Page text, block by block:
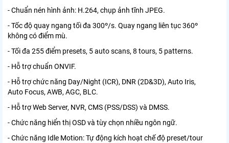
- Chuẩn nén hình ảnh: H.264, chụp ảnh tĩnh JPEG.
- Tốc độ quay ngang tối đa 300º/s. Quay ngang liên tục 360º
không có điểm mù.
- Tối đa 255 điểm presets, 5 auto scans, 8 tours, 5 patterns.
- Hỗ trợ chuẩn ONVIF.
- Hỗ trợ chức năng Day/Night (ICR), DNR (2D&3D), Auto Iris,
Auto Focus, AWB, AGC, BLC.
- Hỗ trợ Web Server, NVR, CMS (PSS/DSS) và DMSS.
- Chức năng hiển thị OSD và tùy chọn nhiều ngôn ngữ.
- Chức năng Idle Motion: Tự động kích hoạt chế độ preset/tour